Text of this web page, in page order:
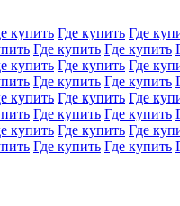
купить Где купить Где
Где купить Где купить
купить Где купить Где
Где купить Где купить
купить Где купить Где
Где купить Где купить
купить Где купить Где
Где купить Где купить